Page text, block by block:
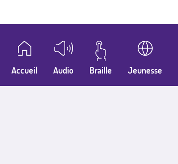
Accueil Audio Braille Jeunesse